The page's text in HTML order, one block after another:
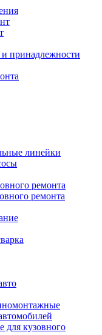
принадлежности
линейки
ремонта
ремонта
для кузовного